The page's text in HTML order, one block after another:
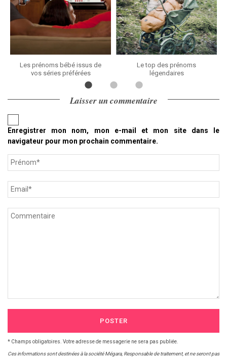
Les prénoms bébé issus de
vos séries préférées
Le top des prénoms
légendaires
Laisser un commentaire
Enregistrer mon nom, mon e-mail et mon site dans le
navigateur pour mon prochain commentaire.
POSTER
* Champs obligatoires. Votre adresse de messagerie ne sera pas publiée.
Ces informations sont destinées à la société Mégara, Responsable de traitement, et ne seront pas